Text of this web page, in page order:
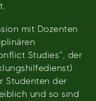
mit Dozenten
Studies“, der
Studenten der
und so sind